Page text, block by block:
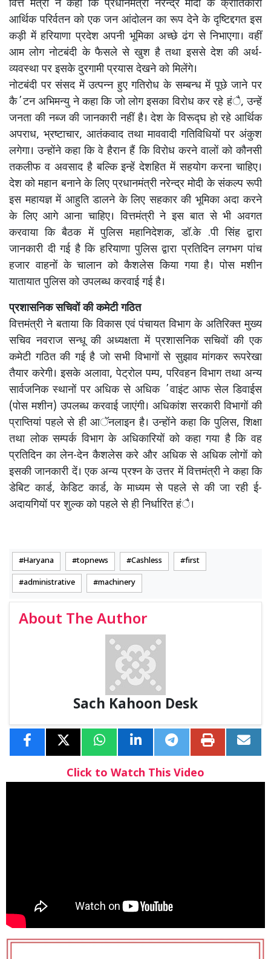
वित्त मंत्री ने कहा कि प्रधानमंत्री नरेन्द्र मोदी के क्रांतिकारी
आर्थिक परिर्वतन को एक जन आंदोलन का रूप देने के दृष्टिद्दगत इस
कड़ी में हरियाणा प्रदेश अपनी भूमिका अच्छे ढंग से निभाएगा। वहीं
आम लोग नोटबंदी के फैसले से खुश है तथा इससे देश की अर्थ-
व्यवस्था पर इसके दुरगामी प्रयास देखने को मिलेंगे।
नोटबंदी पर संसद में उत्पन्न हुए गतिरोध के सम्बन्ध में पूछे जाने पर
कै΄टन अभिमन्यु ने कहा कि जो लोग इसका विरोध कर रहे हंै, उन्हें
जनता की नब्ज की जानकारी नहीं है। देश के विरूद्घ हो रहे आर्थिक
अपराध, भ्रष्टाचार, आतंकवाद तथा माववादी गतिविधियों पर अंकुश
लगेगा। उन्होंने कहा कि वे हैरान हैं कि विरोध करने वालों को कौनसी
तकलीफ व अवसाद है बल्कि इन्हें देशहित में सहयोग करना चाहिए।
देश को महान बनाने के लिए प्रधानमंत्री नरेन्द्र मोदी के संकल्प रूपी
इस महायज्ञ में आहुति डालने के लिए सहकार की भूमिका अदा करने
के लिए आगे आना चाहिए। वित्तमंत्री ने इस बात से भी अवगत
करवाया कि बैठक में पुलिस महानिदेशक, डॉ.के .पी सिंह द्वारा
जानकारी दी गई है कि हरियाणा पुलिस द्वारा प्रतिदिन लगभग पांच
हजार वाहनों के चालान को कैशलेस किया गया है। पोस मशीन
यातायात पुलिस को उपलब्ध करवाई गई है।
प्रशासनिक सचिवों की कमेटी गठित
वित्तमंत्री ने बताया कि विकास एवं पंचायत विभाग के अतिरिक्त मुख्य
सचिव नवराज सन्धू की अध्यक्षता में प्रशासनिक सचिवों की एक
कमेटी गठित की गई है जो सभी विभागों से सुझाव मांगकर रूपरेखा
तैयार करेगी। इसके अलावा, पेट्रोल पम्प, परिवहन विभाग तथा अन्य
सार्वजनिक स्थानों पर अधिक से अधिक ΄वाइंट आफ सेल डिवाईस
(पोस मशीन) उपलब्ध करवाई जाएंगी। अधिकांश सरकारी विभागों की
प्राप्तियां पहले से ही आॅनलाइन है। उन्होंने कहा कि पुलिस, शिक्षा
तथा लोक सम्पर्क विभाग के अधिकारियों को कहा गया है कि वह
प्रतिदिन का लेन-देन कैशलेस करे और अधिक से अधिक लोगों को
इसकी जानकारी दें। एक अन्य प्रश्न के उत्तर में वित्तमंत्री ने कहा कि
डेबिट कार्ड, केडिट कार्ड, के माध्यम से पहले से की जा रही ई-
अदायगियों पर शुल्क को पहले से ही निर्धारित हंै।
Haryana topnews Cashless first
administrative machinery
About The Author
Sach Kahoon Desk
Click to Watch This Video